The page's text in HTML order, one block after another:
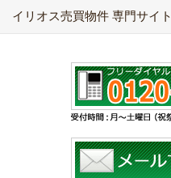
イリオス売買物件 専門サイト